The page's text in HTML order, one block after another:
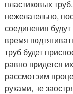
пластиковых
нежелательно,
соединения
время
труб будет
равно придется
рассмотрим
руками, не